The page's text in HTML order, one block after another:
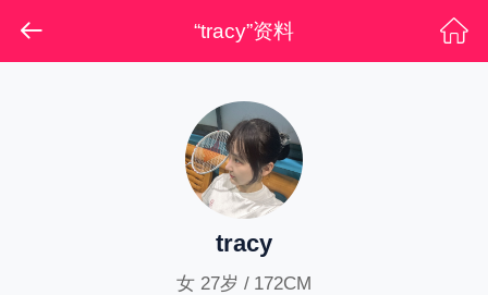
“tracy”资料
tracy
女 27岁 / 172CM